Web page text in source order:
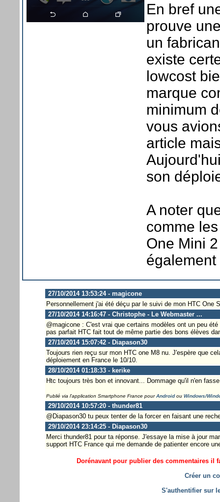
En bref
prouve
un
existe
lowcost
marque
minimum
vous
article
son
A noter
comme
One Mini
27/10/2014 13:53:24 - magicone
Personnellement j'ai été déçu par le suivi de mon HTC One
27/10/2014 14:16:47 - Christophe - Le Webmaster ...
@magicone : C'est vrai que certains modèles ont un peu
pas parfait HTC fait tout de même partie des bons élèves
27/10/2014 15:07:42 - Diapason30
Toujours rien reçu sur mon HTC one M8 nu. J'espère que
déploiement en France le 10/10.
28/10/2014 01:18:33 - kerike
Htc toujours très bon et innovant... Dommage qu'il n'en
Publié via l'application Smartphone France pourAndroidou Windows/
29/10/2014 10:57:20 - thunder81
@Diapason30 tu peux tenter de la forcer en faisant une
29/10/2014 23:14:25 - Diapason30
Merci thunder81 pour ta réponse. J'essaye la mise à jour
support HTC France qui me demande de patienter encore
Dorénavant pour publier des commentaires il
Créer un
S'authentifier sur